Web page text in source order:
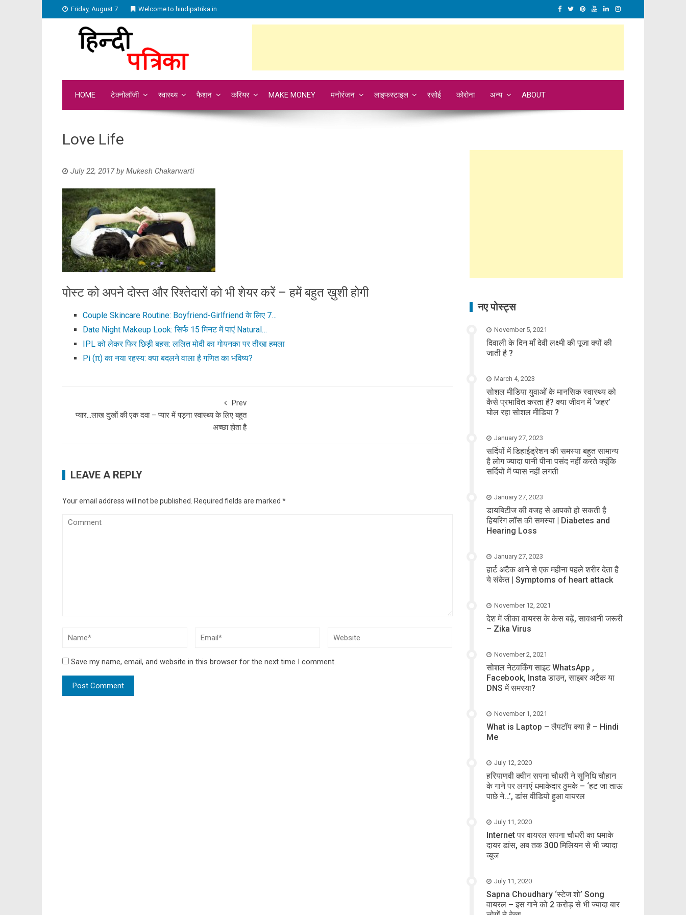
Friday, August 7 Welcome to hindipatrika.in
HOME टेक्नोलॉजी स्वास्थ्य फैशन करियर MAKE MONEY मनोरंजन लाइफस्टाइल रसोई कोरोना अन्य ABOUT
Love Life
July 22, 2017by Mukesh Chakarwarti
पोस्ट को अपने दोस्त और रिश्तेदारों को भी शेयर करें – हमें बहुत ख़ुशी होगी
Couple Skincare Routine: Boyfriend-Girlfriend के लिए 7…
Date Night Makeup Look: सिर्फ 15 मिनट में पाएं Natural…
IPL को लेकर फिर छिड़ी बहस: ललित मोदी का गोयनका पर तीखा हमला
Pi (π) का नया रहस्य: क्या बदलने वाला है गणित का भविष्य?
Prev
प्यार…लाख दुखों की एक दवा – प्यार में पड़ना स्वास्थ्य के लिए बहुत
अच्छा होता है
LEAVE A REPLY
Your email address will not be published. Required fields are marked *
Save my name, email, and website in this browser for the next time I comment.
नए पोस्ट्स
November 5, 2021
दिवाली के दिन माँ देवी लक्ष्मी की पूजा क्यों की
जाती है ?
March 4, 2023
सोशल मीडिया युवाओं के मानसिक स्वास्थ्य को
कैसे प्रभावित करता है? क्या जीवन में ‘जहर’
घोल रहा सोशल मीडिया ?
January 27, 2023
सर्दियों में डिहाईड्रेशन की समस्या बहुत सामान्य
है लोग ज्यादा पानी पीना पसंद नहीं करते क्यूंकि
सर्दियों में प्यास नहीं लगती
January 27, 2023
डायबिटीज की वजह से आपको हो सकती है
हियरिंग लॉस की समस्या | Diabetes and
Hearing Loss
January 27, 2023
हार्ट अटैक आने से एक महीना पहले शरीर देता है
ये संकेत | Symptoms of heart attack
November 12, 2021
देश में जीका वायरस के केस बढ़ें, सावधानी जरूरी
– Zika Virus
November 2, 2021
सोशल नेटवर्किंग साइट WhatsApp ,
Facebook, Insta डाउन, साइबर अटैक या
DNS में समस्या?
November 1, 2021
What is Laptop – लैपटॉप क्या है – Hindi
Me
July 12, 2020
हरियाणवी क्वीन सपना चौधरी ने सुनिधि चौहान
के गाने पर लगाएं धमाकेदार ठुमके – ‘हट जा ताऊ
पाछे ने…’, डांस वीडियो हुआ वायरल
July 11, 2020
Internet पर वायरल सपना चौधरी का धमाके
दायर डांस, अब तक 300 मिलियन से भी ज्यादा
व्यूज
July 11, 2020
Sapna Choudhary ‘स्टेज शो’ Song
वायरल – इस गाने को 2 करोड़ से भी ज्यादा बार